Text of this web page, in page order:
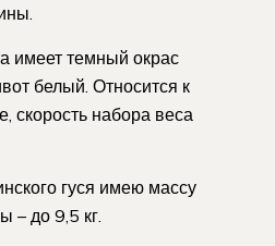
имеет темный окрас
белый. Относится к
скорость набора веса
гуся имею массу
– до 9,5 кг.